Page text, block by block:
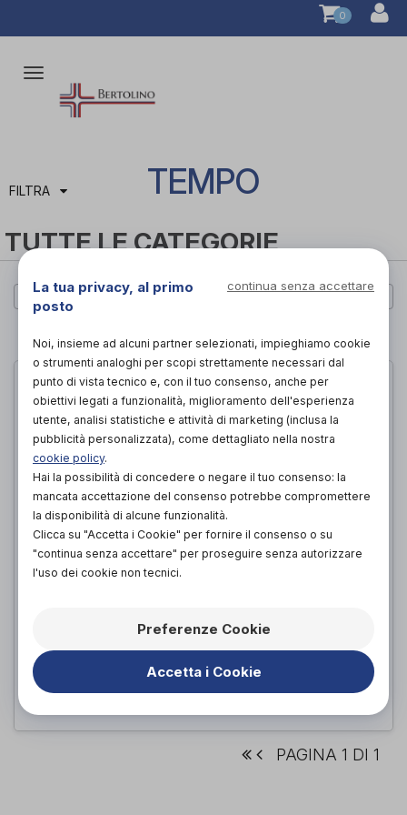
0
Attiva/disattiva
navigazione
FILTRA TEMPO
TUTTE LE CATEGORIE
×
Tempo
PAGINA 1 DI 1
ACQUISTA ONLINE DA2,20€
PAGINA 1 DI 1
La tua privacy, al primo
posto
continua senza accettare
Noi, insieme ad alcuni partner selezionati, impieghiamo cookie
o strumenti analoghi per scopi strettamente necessari dal
punto di vista tecnico e, con il tuo consenso, anche per
obiettivi legati a funzionalità, miglioramento dell'esperienza
utente, analisi statistiche e attività di marketing (inclusa la
pubblicità personalizzata), come dettagliato nella nostra
cookie policy.
Hai la possibilità di concedere o negare il tuo consenso: la
mancata accettazione del consenso potrebbe compromettere
la disponibilità di alcune funzionalità.
Clicca su "Accetta i Cookie" per fornire il consenso o su
"continua senza accettare" per proseguire senza autorizzare
l'uso dei cookie non tecnici.
Preferenze Cookie
Accetta i Cookie